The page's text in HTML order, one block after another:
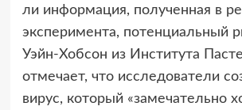
ли информация, полученная в
эксперимента, потенциальный
Уэйн-Хобсон из Института
отмечает, что исследователи
вирус, который «замечательно